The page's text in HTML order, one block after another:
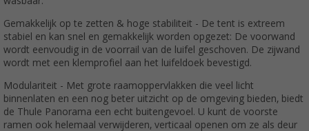
Gemakkelijk op te zetten & hoge stabiliteit - De tent is extreem
stabiel en kan snel en gemakkelijk worden opgezet: De voorwand
wordt eenvoudig in de voorrail van de luifel geschoven. De zijwand
wordt met een klemprofiel aan het luifeldoek bevestigd.
Modulariteit - Met grote raamoppervlakken die veel licht
binnenlaten en een nog beter uitzicht op de omgeving bieden, biedt
de Thule Panorama een echt buitengevoel. U kunt de voorste
ramen ook helemaal verwijderen, verticaal openen om ze als deur